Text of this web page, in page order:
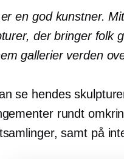
en god kunstner.
der bringer folk
gallerier verden
se hendes
rundt
samt på